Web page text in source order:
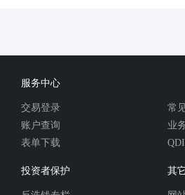
服务中心
交易登录
账户查询
表单下载
常
业
投资者保护 其